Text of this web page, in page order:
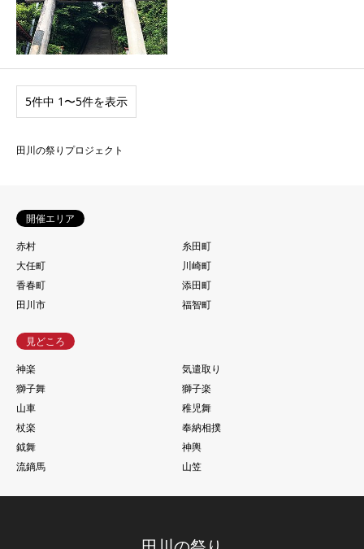
5件中 1〜5件を表示
田川の祭りプロジェクト
開催エリア
赤村
糸田町
大任町
川崎町
香春町
添田町
田川市
福智町
見どころ
神楽
気遣取り
獅子舞
獅子楽
山車
稚児舞
杖楽
奉納相撲
鉞舞
神輿
流鏑馬
山笠